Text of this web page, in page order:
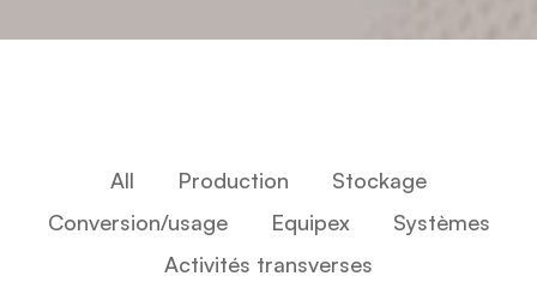
All Production
Stockage
Conversion/usage
Equipex
Systèmes
Activités transverses